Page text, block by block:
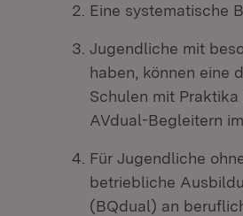
Eine systematische
Jugendliche mit
haben, können eine
Schulen mit
AVdual-Begleitern
Für Jugendliche
betriebliche
(BQdual) an